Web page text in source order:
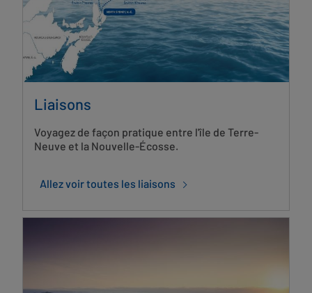
Liaisons
Voyagez de façon pratique entre l'île de Terre-
Neuve et la Nouvelle-Écosse.
Allez voir toutes les liaisons